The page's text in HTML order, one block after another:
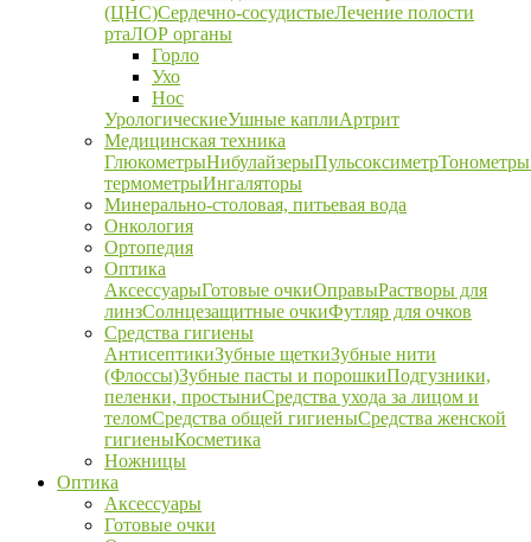
(ЦНС)Сердечно-сосудистыеЛечение полости
ртаЛОР органы
Горло
Ухо
Нос
УрологическиеУшные каплиАртрит
Медицинская техника
ГлюкометрыНибулайзерыПульсоксиметрТонометры
термометрыИнгаляторы
Минерально-столовая, питьевая вода
Онкология
Ортопедия
Оптика
АксессуарыГотовые очкиОправыРастворы для
линзСолнцезащитные очкиФутляр для очков
Средства гигиены
АнтисептикиЗубные щеткиЗубные нити
(Флоссы)Зубные пасты и порошкиПодгузники,
пеленки, простыниСредства ухода за лицом и
теломСредства общей гигиеныСредства женской
гигиеныКосметика
Ножницы
Оптика
Аксессуары
Готовые очки